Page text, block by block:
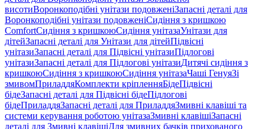
висотиВоронкоподібні унітази подовженіЗапасні деталі для
Воронкоподібні унітази подовженіСидіння з кришкою
ComfortСидіння з кришкоюСидіння унітазаУнітази для
дітейЗапасні деталі для Унітази для дітейПідвісні
унітазиЗапасні деталі для Підвісні унітазиПідлогові
унітазиЗапасні деталі для Підлогові унітазиДитячі сидіння з
кришкоюСидіння з кришкоюСидіння унітазаЧаші ГенуяЗі
змивомПриладдяКомплекти кріпленняБідеПідвісні
бідеЗапасні деталі для Підвісні бідеПідлогові
бідеПриладдяЗапасні деталі для ПриладдяЗмивні клавіші та
системи керування роботою унітазаЗмивні клавішіЗапасні
деталі для Змивні клавішіДля змивних бачків прихованого